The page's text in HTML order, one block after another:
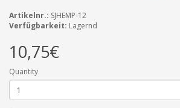
Artikelnr.: SJHEMP-12
Verfügbarkeit: Lagernd
10,75€
Quantity